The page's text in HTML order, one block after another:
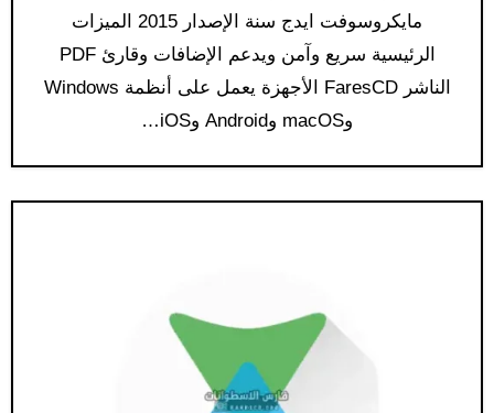
مايكروسوفت ايدج سنة الإصدار 2015 الميزات
الرئيسية سريع وآمن ويدعم الإضافات وقارئ PDF
الناشر FaresCD الأجهزة يعمل على أنظمة Windows
وmacOS وAndroid وiOS…